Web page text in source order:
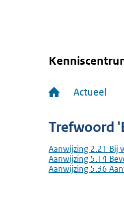
Actueel
Trefwoord
Aanwijzing 2.21 Bij
Aanwijzing 5.14
Aanwijzing 5.36